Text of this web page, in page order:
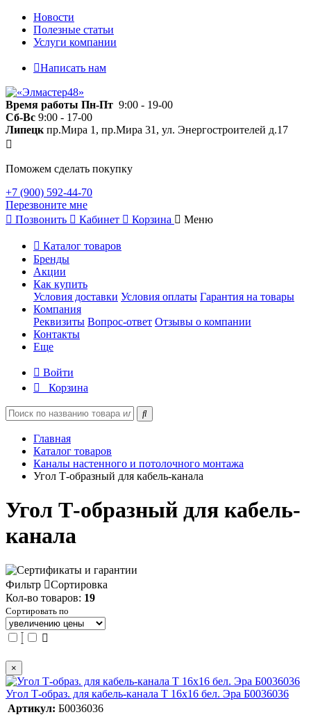
Новости
Полезные статьи
Услуги компании
Написать нам
Время работы Пн-Пт 9:00 - 19-00
Сб-Вс 9:00 - 17-00
Липецк пр.Мира 1, пр.Мира 31, ул. Энергостроителей д.17
Поможем сделать покупку
+7 (900) 592-44-70
Перезвоните мне
Позвонить
Кабинет Корзина Меню
Каталог товаров
Бренды
Акции
Как купить
Условия доставки Условия оплаты Гарантия на товары
Компания
Реквизиты Вопрос-ответ Отзывы о компании
Контакты
Еще
Войти
Корзина
Главная
Каталог товаров
Каналы настенного и потолочного монтажа
Угол Т-образный для кабель-канала
Угол Т-образный для кабель-
канала
Фильтр
Сортировка
Кол-во товаров: 19
Сортировать по
×
Угол Т-образ. для кабель-канала T 16х16 бел. Эра Б0036036
Артикул: Б0036036